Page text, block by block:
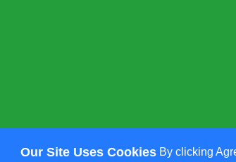
Our Site Uses Cookies By clicking